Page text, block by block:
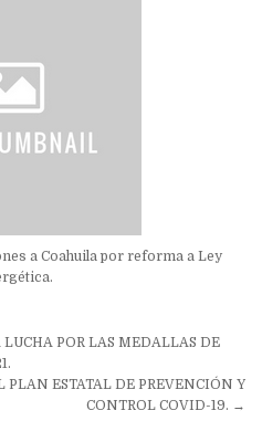
a Coahuila por reforma a Ley
POR LAS MEDALLAS DE
PLAN ESTATAL DE PREVENCIÓN Y
CONTROL COVID-19. →